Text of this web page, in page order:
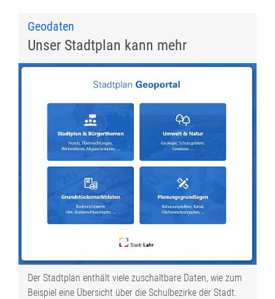
Geodaten
Unser Stadtplan kann mehr
Der Stadtplan enthält viele zuschaltbare Daten, wie zum
Beispiel eine Übersicht über die Schulbezirke der Stadt.